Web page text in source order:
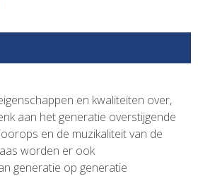
en kwaliteiten over,
aan het generatie overstijgende
en de muzikaliteit van de
worden er ook
generatie op generatie